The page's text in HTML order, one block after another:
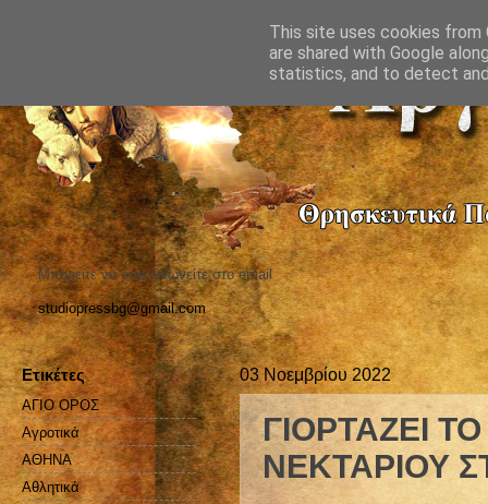
Μπορείτε να επικοινωνείτε στο email
studiopressbg@gmail.com
03 Νοεμβρίου 2022
ΓΙΟΡΤΑΖΕΙ
ΝΕΚΤΑΡΙΟΥ
Ετικέτες
ΑΓΙΟ ΟΡΟΣ
Αγροτικά
ΑΘΗΝΑ
Αθλητικά
This site uses cookies from
are shared with Google
statistics, and to detect